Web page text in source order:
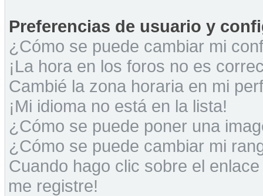
Preferencias de usuario y
¿Cómo se puede cambiar mi
¡La hora en los foros no es
Cambié la zona horaria en mi
¡Mi idioma no está en la lista!
¿Cómo se puede poner una
¿Cómo se puede cambiar mi
Cuando hago clic sobre el
me registre!